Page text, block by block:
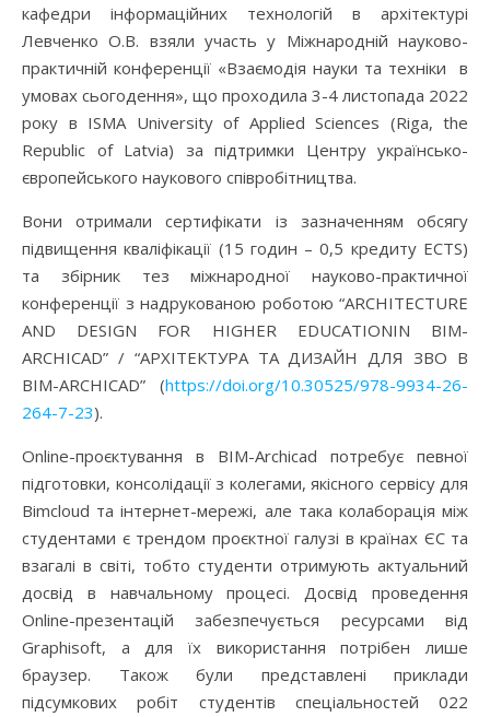
кафедри інформаційних технологій в архітектурі
Левченко О.В. взяли участь у Міжнародній науково-
практичній конференції «Взаємодія науки та техніки в
умовах сьогодення», що проходила 3-4 листопада 2022
року в ISMA University of Applied Sciences (Riga, the
Republic of Latvia) за підтримки Центру українсько-
європейського наукового співробітництва.
Вони отримали сертифікати із зазначенням обсягу
підвищення кваліфікації (15 годин – 0,5 кредиту ECTS)
та збірник тез міжнародної науково-практичної
конференції з надрукованою роботою “ARCHITECTURE
AND DESIGN FOR HIGHER EDUCATIONIN BIM-
ARCHICAD” / “АРХІТЕКТУРА ТА ДИЗАЙН ДЛЯ ЗВО В
ВІМ-ARCHICAD” (https://doi.org/10.30525/978-9934-26-
264-7-23).
Online-проєктування в ВІМ-Archicad потребує певної
підготовки, консолідації з колегами, якісного сервісу для
Bimcloud та інтернет-мережі, але така колаборація між
студентами є трендом проєктної галузі в країнах ЄС та
взагалі в світі, тобто студенти отримують актуальний
досвід в навчальному процесі. Досвід проведення
Online-презентацій забезпечується ресурсами від
Graphisoft, а для їх використання потрібен лише
браузер. Також були представлені приклади
підсумкових робіт студентів спеціальностей 022